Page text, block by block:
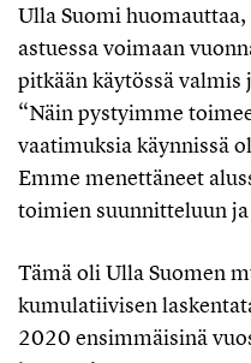
Ulla Suomi
astuessa voimaan
pitkään käytössä
“Näin pystyimme
vaatimuksia käynnissä
Emme menettäneet
toimien suunnitteluun
Tämä oli Ulla Suomen
kumulatiivisen
2020 ensimmäisinä